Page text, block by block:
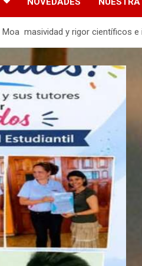
masividad y rigor científicos